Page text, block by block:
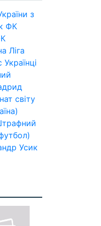
з
ФК
Ліга
Українці
світу
Усик